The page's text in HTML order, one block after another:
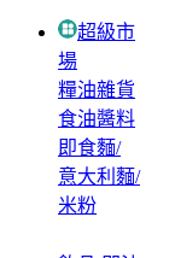
超級市
場
糧油雜貨
食油醬料
即食麵/
意大利麵/
米粉